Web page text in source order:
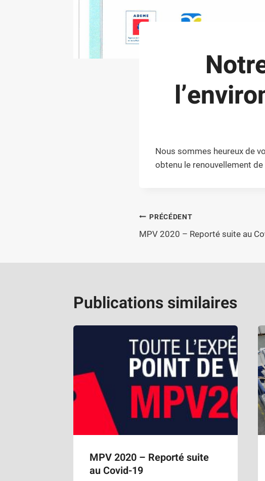
Nous sommes heureux de
obtenu le renouvellement
Navigation
de
PRÉCÉDENT
MPV 2020 – Reporté suite au
Publications similaires
MPV 2020 – Reporté suite
au Covid-19